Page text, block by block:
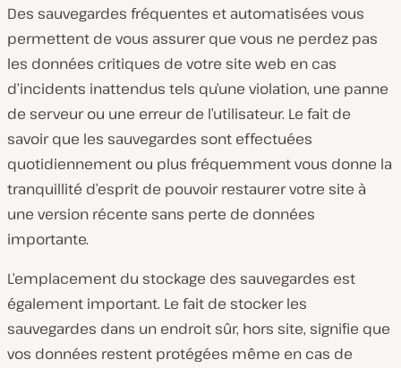
Des sauvegardes fréquentes et automatisées vous
permettent de vous assurer que vous ne perdez pas
les données critiques de votre site web en cas
d’incidents inattendus tels qu’une violation, une panne
de serveur ou une erreur de l’utilisateur. Le fait de
savoir que les sauvegardes sont effectuées
quotidiennement ou plus fréquemment vous donne la
tranquillité d’esprit de pouvoir restaurer votre site à
une version récente sans perte de données
importante.
L’emplacement du stockage des sauvegardes est
également important. Le fait de stocker les
sauvegardes dans un endroit sûr, hors site, signifie que
vos données restent protégées même en cas de